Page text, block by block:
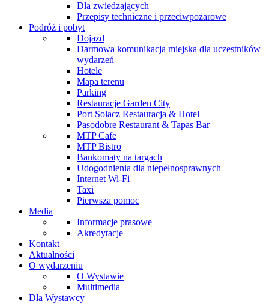
Dla zwiedzających
Przepisy techniczne i przeciwpożarowe
Podróż i pobyt
Dojazd
Darmowa komunikacja miejska dla uczestników
wydarzeń
Hotele
Mapa terenu
Parking
Restauracje Garden City
Port Sołacz Restauracja & Hotel
Pasodobre Restaurant & Tapas Bar
MTP Cafe
MTP Bistro
Bankomaty na targach
Udogodnienia dla niepełnosprawnych
Internet Wi-Fi
Taxi
Pierwsza pomoc
Media
Informacje prasowe
Akredytacje
Kontakt
Aktualności
O wydarzeniu
O Wystawie
Multimedia
Dla Wystawcy